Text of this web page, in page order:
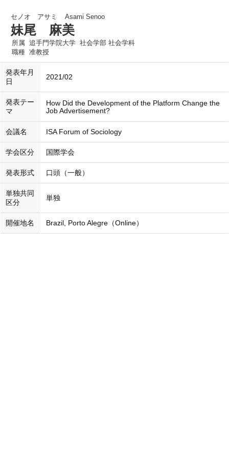
セノオ アサミ Asami Senoo
妹尾 麻美
所属 追手門学院大学 社会学部 社会学科
職種 准教授
発表年月
日
2021/02
発表テー
マ
How Did the Development of the Platform Change the
Job Advertisement?
会議名 ISA Forum of Sociology
学会区分 国際学会
発表形式 口頭（一般）
単独共同
区分
単独
開催地名 Brazil, Porto Alegre（Online）